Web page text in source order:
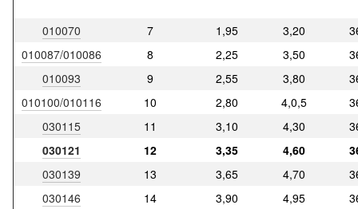
010070 7 1,95 3,20
010087/010086
8 2,25 3,50
010093
9 2,55 3,80
010100/010116
10 2,80 4,0,5
030115
11 3,10 4,30
030121
12 3,35 4,60
030139
13 3,65 4,70
030146
14 3,90 4,95